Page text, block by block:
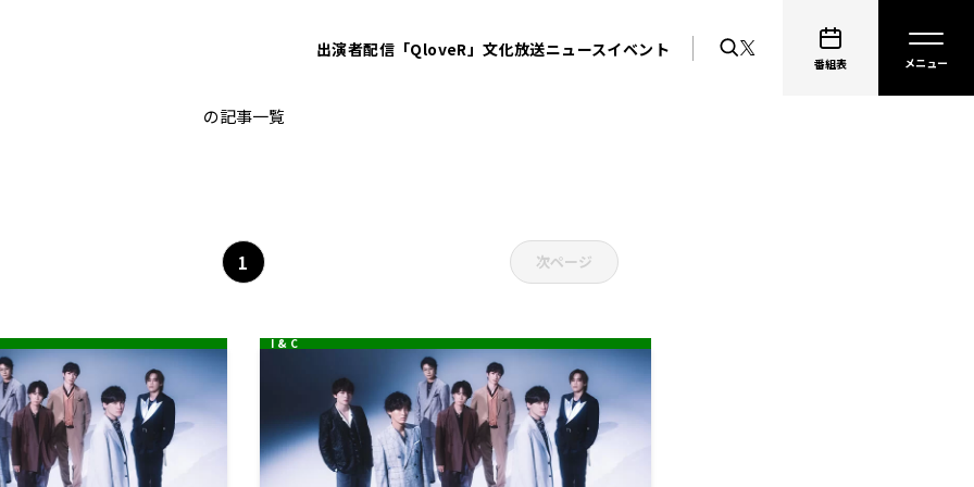
出演者配信「QloveR」文化放送ニュースイベント
番組表
の記事一覧
1 次ページ